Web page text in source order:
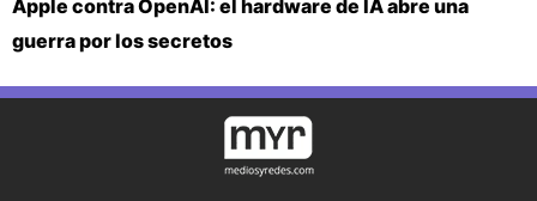
Apple contra OpenAI: el hardware de IA abre una
guerra por los secretos